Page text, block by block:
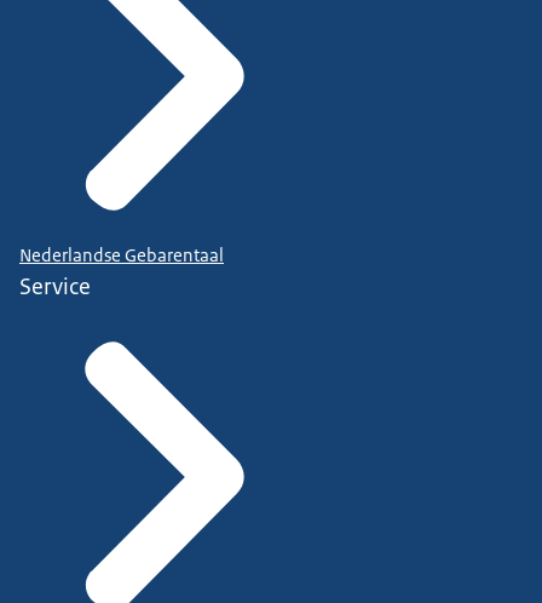
Nederlandse Gebarentaal
Service